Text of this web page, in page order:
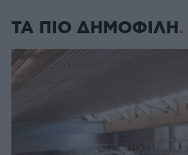
ΤΑ ΠΙΟ ΔΗΜΟΦΙΛΗ